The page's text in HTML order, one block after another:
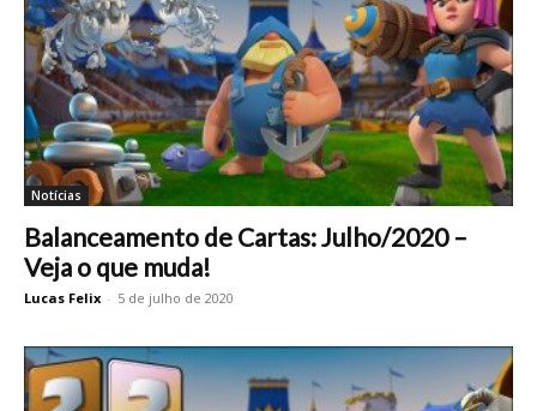
Notícias
Balanceamento de Cartas: Julho/2020 –
Veja o que muda!
Lucas Felix - 5 de julho de 2020